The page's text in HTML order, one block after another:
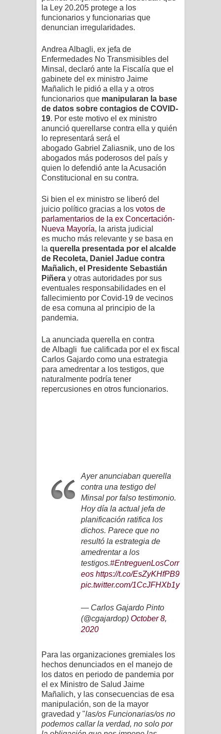
la Ley 20.205 protege a los
funcionarios y funcionarias que
denuncian irregularidades.
Andrea Albagli, ex jefa de
Enfermedades No Transmisibles del
Minsal, declaró ante la Fiscalía que el
gabinete del ex ministro Jaime
Mañalich le pidió a ella y a otros
funcionarios que manipularan la base
de datos sobre contagios de COVID-
19. Por este motivo el ex ministro
anunció querellarse contra ella y quién
lo representará será el
abogado Gabriel Zaliasnik, uno de los
abogados más poderosos del país y
quien lo defendió ante la Acusación
Constitucional en su contra.
Si bien el ex ministro se liberó del
juicio político gracias a los votos de
parlamentarios de la ex Concertación-
Nueva Mayoría, la arista judicial
es mucho más relevante y se basa en
la querella presentada por el alcalde
de Recoleta, Daniel Jadue contra
Mañalich, el Presidente Sebastián
Piñera y otras autoridades por sus
eventuales responsabilidades en el
fallecimiento por Covid-19 de vecinos
de esa comuna al principio de la
pandemia.
La anunciada querella en contra
de Albagli fue calificada por el ex fiscal
Carlos Gajardo como una estrategia
para amedrentar a los testigos, que
naturalmente podría tener
repercusiones en otros funcionarios.
Ayer anunciaban querella
contra una testigo del
Minsal por falso testimonio.
Hoy día la actual jefa de
planificación ratifica los
dichos. Parece que no
resultó la estrategia de
amedrentar a los
testigos.#EntreguenLosCorr
eos https://t.co/EsZyKHfPB9
pic.twitter.com/1CcJFHXb1y
— Carlos Gajardo Pinto
(@cgajardop) October 8,
2020
Para las organizaciones gremiales los
hechos denunciados en el manejo de
los datos en periodo de pandemia por
el ex Ministro de Salud Jaime
Mañalich, y las consecuencias de esa
manipulación, son de la mayor
gravedad y "las/os Funcionarias/os no
podemos callar la verdad, no solo por